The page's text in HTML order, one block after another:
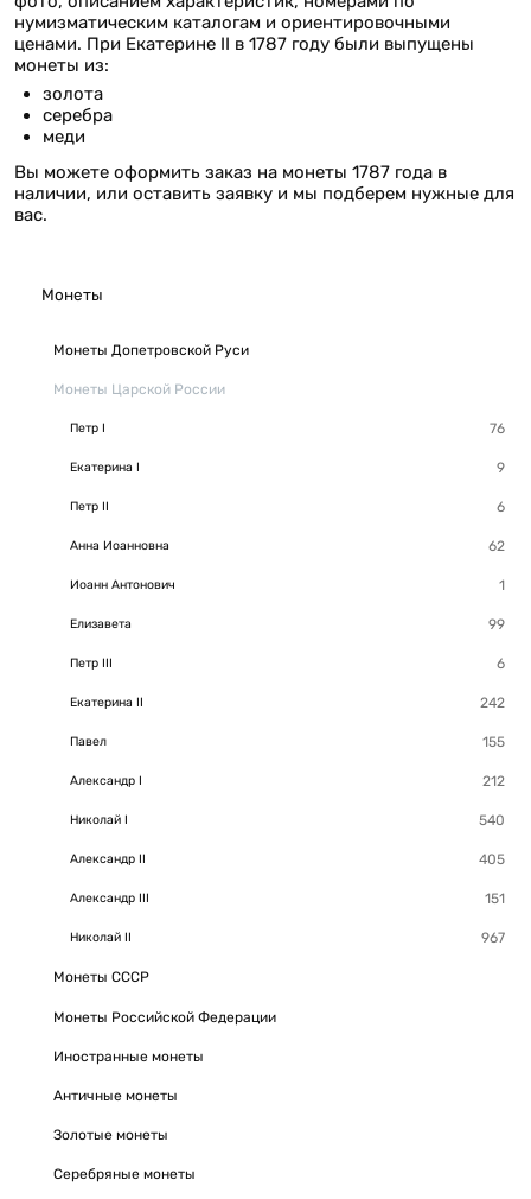
Монеты
Монеты Допетровской Руси
Монеты Царской России
Петр I
Екатерина I
Петр II
Анна Иоанновна
Иоанн Антонович
Елизавета
Петр III
Екатерина II
Павел
Александр I
Николай I
Александр II
Александр III
Николай II
Монеты СССР
Монеты Российской Федерации
Иностранные монеты
Античные монеты
Золотые монеты
Серебряные монеты
нумизматическим каталогам и ориентировочными
ценами. При Екатерине II в 1787 году были выпущены
монеты из:
золота
серебра
меди
Вы можете оформить заказ на монеты 1787 года в
наличии, или оставить заявку и мы подберем нужные для
вас.